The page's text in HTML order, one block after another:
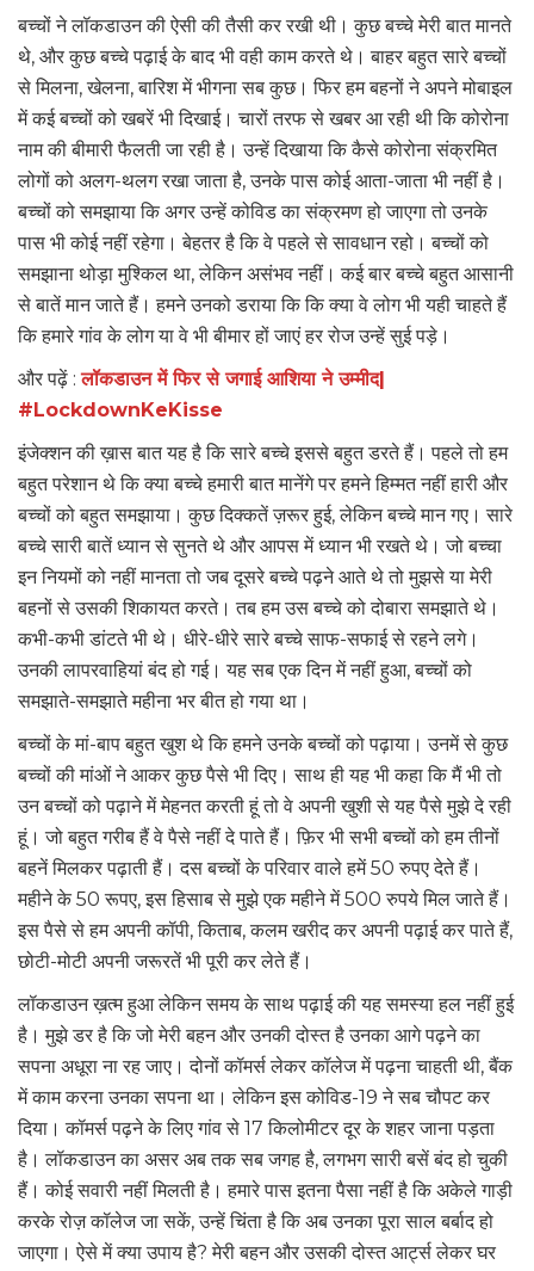
बच्चों ने लॉकडाउन की ऐसी की तैसी कर रखी थी। कुछ बच्चे मेरी बात मानते
थे, और कुछ बच्चे पढ़ाई के बाद भी वही काम करते थे। बाहर बहुत सारे बच्चों
से मिलना, खेलना, बारिश में भीगना सब कुछ। फिर हम बहनों ने अपने मोबाइल
में कई बच्चों को खबरें भी दिखाई। चारों तरफ से खबर आ रही थी कि कोरोना
नाम की बीमारी फैलती जा रही है। उन्हें दिखाया कि कैसे कोरोना संक्रमित
लोगों को अलग-थलग रखा जाता है, उनके पास कोई आता-जाता भी नहीं है।
बच्चों को समझाया कि अगर उन्हें कोविड का संक्रमण हो जाएगा तो उनके
पास भी कोई नहीं रहेगा। बेहतर है कि वे पहले से सावधान रहो। बच्चों को
समझाना थोड़ा मुश्किल था, लेकिन असंभव नहीं। कई बार बच्चे बहुत आसानी
से बातें मान जाते हैं। हमने उनको डराया कि कि क्या वे लोग भी यही चाहते हैं
कि हमारे गांव के लोग या वे भी बीमार हों जाएं हर रोज उन्हें सुई पड़े।
और पढ़ें :लॉकडाउन में फिर से जगाई आशिया ने उम्मीद|
#LockdownKeKisse
इंजेक्शन की ख़ास बात यह है कि सारे बच्चे इससे बहुत डरते हैं। पहले तो हम
बहुत परेशान थे कि क्या बच्चे हमारी बात मानेंगे पर हमने हिम्मत नहीं हारी और
बच्चों को बहुत समझाया। कुछ दिक्कतें ज़रूर हुई, लेकिन बच्चे मान गए। सारे
बच्चे सारी बातें ध्यान से सुनते थे और आपस में ध्यान भी रखते थे। जो बच्चा
इन नियमों को नहीं मानता तो जब दूसरे बच्चे पढ़ने आते थे तो मुझसे या मेरी
बहनों से उसकी शिकायत करते। तब हम उस बच्चे को दोबारा समझाते थे।
कभी-कभी डांटते भी थे। धीरे-धीरे सारे बच्चे साफ-सफाई से रहने लगे।
उनकी लापरवाहियां बंद हो गई। यह सब एक दिन में नहीं हुआ, बच्चों को
समझाते-समझाते महीना भर बीत हो गया था।
बच्चों के मां-बाप बहुत खुश थे कि हमने उनके बच्चों को पढ़ाया। उनमें से कुछ
बच्चों की मांओं ने आकर कुछ पैसे भी दिए। साथ ही यह भी कहा कि मैं भी तो
उन बच्चों को पढ़ाने में मेहनत करती हूं तो वे अपनी खुशी से यह पैसे मुझे दे रही
हूं। जो बहुत गरीब हैं वे पैसे नहीं दे पाते हैं। फ़िर भी सभी बच्चों को हम तीनों
बहनें मिलकर पढ़ाती हैं। दस बच्चों के परिवार वाले हमें 50 रुपए देते हैं।
महीने के 50 रूपए, इस हिसाब से मुझे एक महीने में 500 रुपये मिल जाते हैं।
इस पैसे से हम अपनी कॉपी, किताब, कलम खरीद कर अपनी पढ़ाई कर पाते हैं,
छोटी-मोटी अपनी जरूरतें भी पूरी कर लेते हैं।
लॉकडाउन ख़त्म हुआ लेकिन समय के साथ पढ़ाई की यह समस्या हल नहीं हुई
है। मुझे डर है कि जो मेरी बहन और उनकी दोस्त है उनका आगे पढ़ने का
सपना अधूरा ना रह जाए। दोनों कॉमर्स लेकर कॉलेज में पढ़ना चाहती थी, बैंक
में काम करना उनका सपना था। लेकिन इस कोविड-19 ने सब चौपट कर
दिया। कॉमर्स पढ़ने के लिए गांव से 17 किलोमीटर दूर के शहर जाना पड़ता
है। लॉकडाउन का असर अब तक सब जगह है, लगभग सारी बसें बंद हो चुकी
हैं। कोई सवारी नहीं मिलती है। हमारे पास इतना पैसा नहीं है कि अकेले गाड़ी
करके रोज़ कॉलेज जा सकें, उन्हें चिंता है कि अब उनका पूरा साल बर्बाद हो
जाएगा। ऐसे में क्या उपाय है? मेरी बहन और उसकी दोस्त आर्ट्स लेकर घर